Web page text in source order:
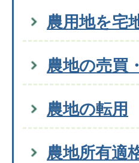
農用地を宅
農地の売買
農地の転用
農地所有適